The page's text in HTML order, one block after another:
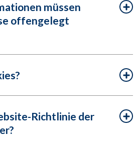
müssen
offengelegt
Richtlinie der